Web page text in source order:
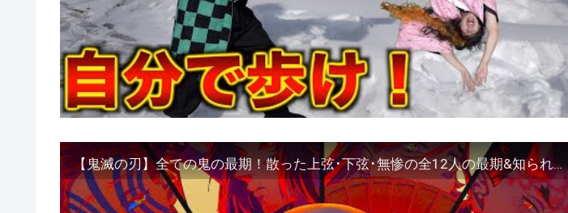
【鬼滅の刃】全ての鬼の最期！散った上弦･下弦･無惨の全12人の最期&知られざるエピソードを徹底解説！※考察＆ネタバレ注意【やまちゃん。】